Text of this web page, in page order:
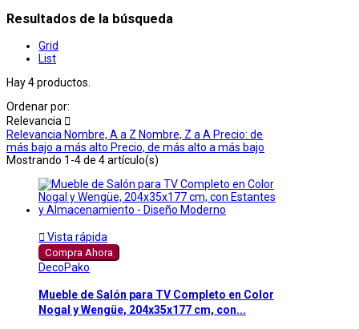
Resultados de la búsqueda
Grid
List
Hay 4 productos.
Ordenar por:
Relevancia 
Relevancia Nombre, A a Z Nombre, Z a A Precio: de
más bajo a más alto Precio, de más alto a más bajo
Mostrando 1-4 de 4 artículo(s)
 Vista rápida
Compra Ahora
DecoPako
Mueble de Salón para TV Completo en Color
Nogal y Wengüe, 204x35x177 cm, con...